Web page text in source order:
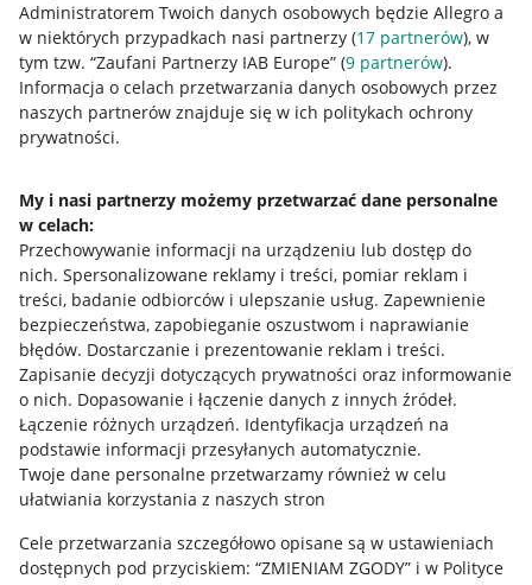
Administratorem Twoich danych osobowych będzie Allegro a
w niektórych przypadkach nasi partnerzy (17 partnerów), w
tym tzw. “Zaufani Partnerzy IAB Europe” (9 partnerów).
Informacja o celach przetwarzania danych osobowych przez
naszych partnerów znajduje się w ich politykach ochrony
prywatności.
My i nasi partnerzy możemy przetwarzać dane personalne
w celach:
Przechowywanie informacji na urządzeniu lub dostęp do
nich. Spersonalizowane reklamy i treści, pomiar reklam i
treści, badanie odbiorców i ulepszanie usług. Zapewnienie
bezpieczeństwa, zapobieganie oszustwom i naprawianie
błędów. Dostarczanie i prezentowanie reklam i treści.
Zapisanie decyzji dotyczących prywatności oraz informowanie
o nich. Dopasowanie i łączenie danych z innych źródeł.
Łączenie różnych urządzeń. Identyfikacja urządzeń na
podstawie informacji przesyłanych automatycznie.
Twoje dane personalne przetwarzamy również w celu
ułatwiania korzystania z naszych stron
Cele przetwarzania szczegółowo opisane są w ustawieniach
dostępnych pod przyciskiem: “ZMIENIAM ZGODY” i w Polityce
Przydatne informacje
Jak to działa
Allegro Gadane dla sprzedających
Allegro Gadane dla kupujących
Mapa miejscowości
Informacje prawne
Regulamin
Polityka plików "cookies"
Ustawienia plików "cookies"
Udostępnianie lokalizacji